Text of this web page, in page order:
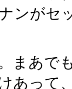
ンがセ
まあで
あって